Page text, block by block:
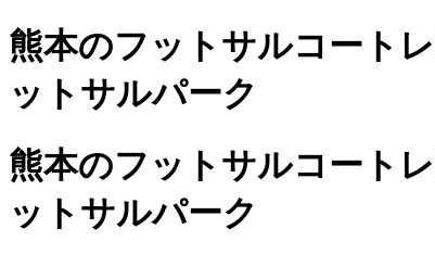
熊本のフットサルコート
ットサルパーク
熊本のフットサルコート
ットサルパーク